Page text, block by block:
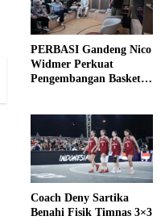
PERBASI Gandeng Nico
Widmer Perkuat
Pengembangan Basket
Coach Deny Sartika
Benahi Fisik Timnas 3×3